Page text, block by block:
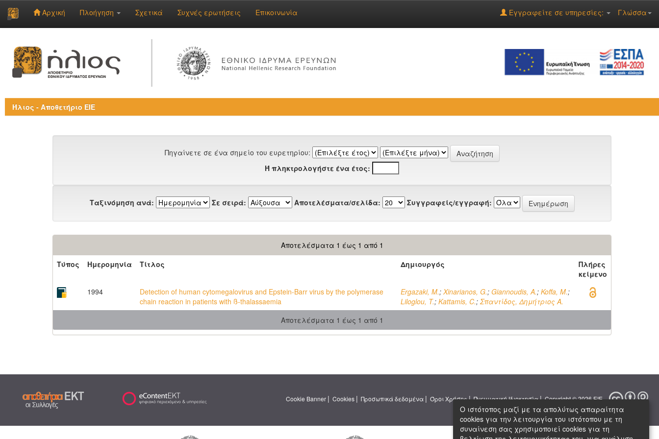
navigation
Αρχική Πλοήγηση Σχετικά Συχνές ερωτήσεις Επικοινωνία Γλώσσα
Εγγραφείτε σε υπηρεσίες:
Ήλιος - Αποθετήριο ΕΙΕ
Πηγαίνετε σε ένα σημείο του ευρετηρίου:
Ή πληκτρολογήστε ένα έτος:
Ταξινόμηση ανά: Σε σειρά: Αποτελέσματα/σελίδα: Συγγραφείς/εγγραφή:
Αποτελέσματα 1 έως 1 από 1
Τύπος
Ημερομηνία Τίτλος Δημιουργός
Πλήρες
κείμενο
1994
Detection of human cytomegalovirus and Epstein-Barr virus by the polymerase
chain reaction in patients with ß-thalassaemia
Ergazaki, M.; Xinarianos, G.; Giannoudis, A.; Koffa, M.;
Liloglou, T.; Kattamis, C.;Σπαντίδος, Δημήτριος Α.
Αποτελέσματα 1 έως 1 από 1
Cookie Banner | Cookies | Προσωπικά δεδομένα | Όροι Χρήσης| Πνευματική Ιδιοκτησία| Copyright © 2026 ΕΙΕ
Ο ιστότοπος μαζί με τα απολύτως απαραίτητα
cookies για την λειτουργία του ιστότοπου με τη
συναίνεση σας χρησιμοποιεί cookies για τη